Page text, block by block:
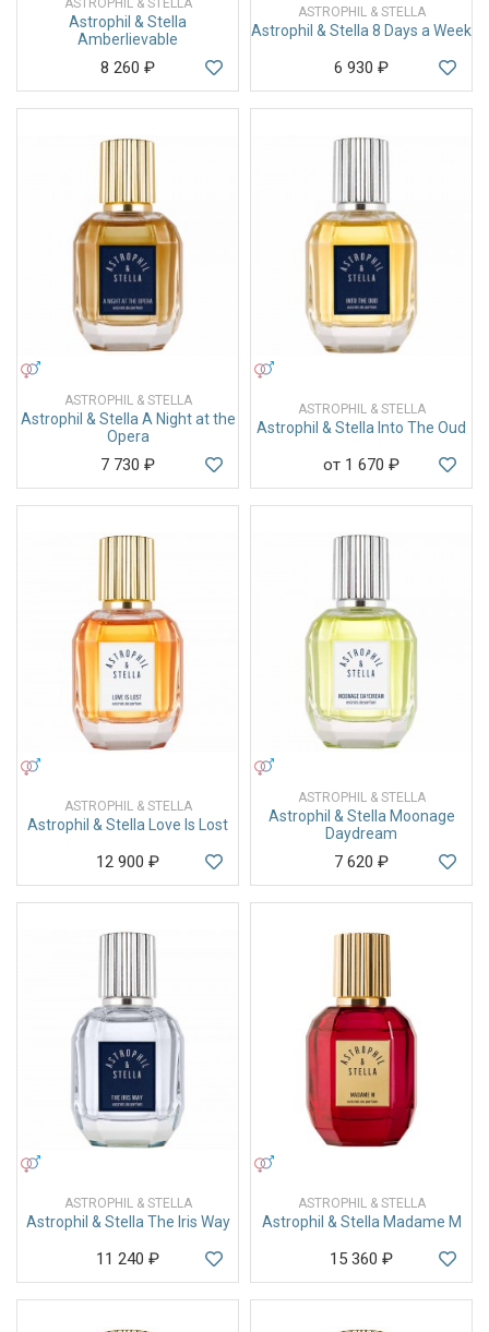
Astrophil & Stella
Amberlievable
8 260 ₽
ASTROPHIL & STELLA
Astrophil & Stella 8 Days a Week
6 930 ₽
ASTROPHIL & STELLA
Astrophil & Stella A Night at the
Opera
7 730 ₽
ASTROPHIL & STELLA
Astrophil & Stella Into The Oud
от 1 670 ₽
ASTROPHIL & STELLA
Astrophil & Stella Love Is Lost
12 900 ₽
ASTROPHIL & STELLA
Astrophil & Stella Moonage
Daydream
7 620 ₽
ASTROPHIL & STELLA
Astrophil & Stella The Iris Way
11 240 ₽
ASTROPHIL & STELLA
Astrophil & Stella Madame M
15 360 ₽